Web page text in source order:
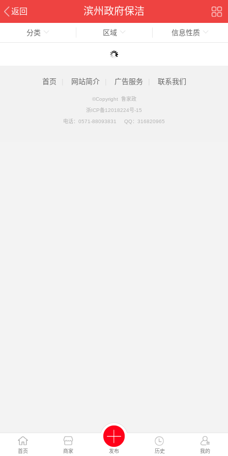
返回 滨州政府保洁
首页 商家 发布 历史 我的
分类 区域 信息性质
首页 网站简介 广告服务 联系我们
©Copyright 鲁家政
浙ICP备12018224号-15
电话： 0571-88093831 QQ： 316820965